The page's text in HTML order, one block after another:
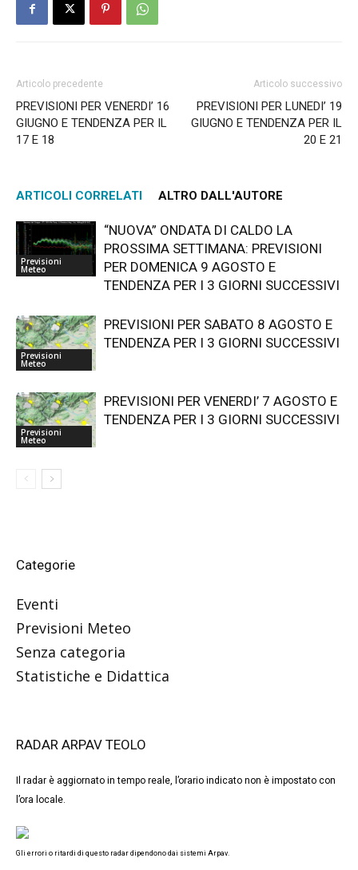
Articolo precedente
PREVISIONI PER VENERDI’ 16
GIUGNO E TENDENZA PER IL
17 E 18
Articolo successivo
PREVISIONI PER LUNEDI’ 19
GIUGNO E TENDENZA PER IL
20 E 21
ARTICOLI CORRELATI ALTRO DALL'AUTORE
Previsioni
Meteo
“NUOVA” ONDATA DI CALDO LA
PROSSIMA SETTIMANA: PREVISIONI
PER DOMENICA 9 AGOSTO E
TENDENZA PER I 3 GIORNI SUCCESSIVI
Previsioni
Meteo
PREVISIONI PER SABATO 8 AGOSTO E
TENDENZA PER I 3 GIORNI SUCCESSIVI
Previsioni
Meteo
PREVISIONI PER VENERDI’ 7 AGOSTO E
TENDENZA PER I 3 GIORNI SUCCESSIVI
Categorie
Eventi
Previsioni Meteo
Senza categoria
Statistiche e Didattica
RADAR ARPAV TEOLO
Il radar è aggiornato in tempo reale, l’orario indicato non è impostato con
l’ora locale.
Gli errori o ritardi di questo radar dipendono dai sistemi Arpav.